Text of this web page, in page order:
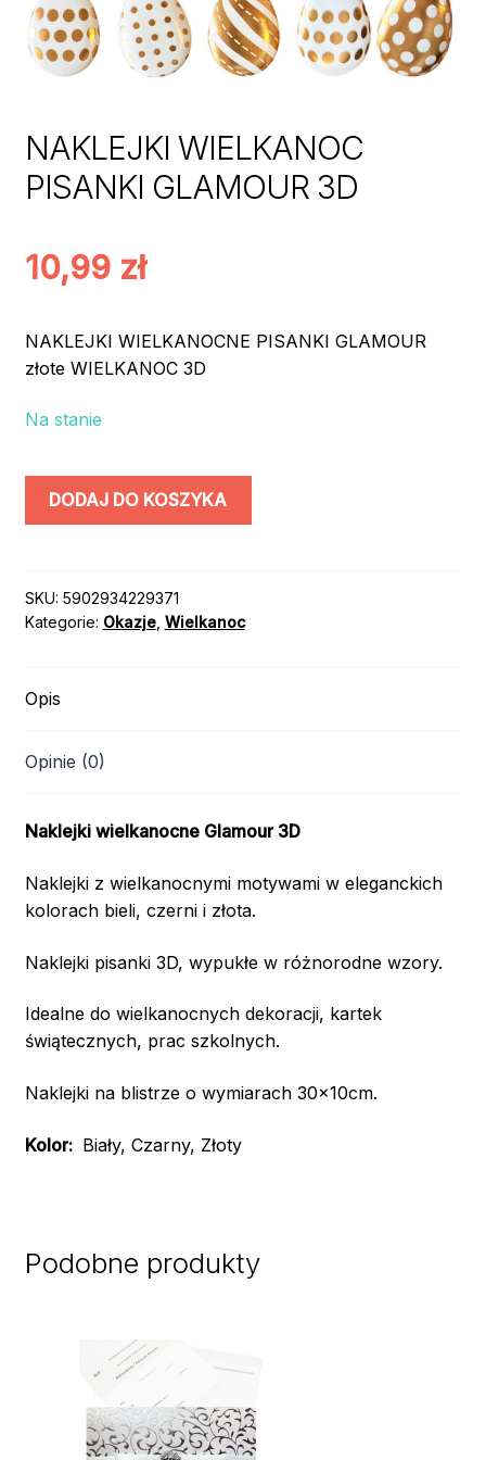
NAKLEJKI WIELKANOC
PISANKI GLAMOUR 3D
10,99 zł
NAKLEJKI WIELKANOCNE PISANKI GLAMOUR
złote WIELKANOC 3D
Na stanie
ilość
GLAMOUR
3D
DODAJ DO KOSZYKA
SKU: 5902934229371
Kategorie: Okazje, Wielkanoc
Opis
Opinie (0)
Naklejki wielkanocne Glamour 3D
Naklejki z wielkanocnymi motywami w eleganckich
kolorach bieli, czerni i złota.
Naklejki pisanki 3D, wypukłe w różnorodne wzory.
Idealne do wielkanocnych dekoracji, kartek
świątecznych, prac szkolnych.
Naklejki na blistrze o wymiarach 30x10cm.
Kolor: Biały, Czarny, Złoty
Podobne produkty